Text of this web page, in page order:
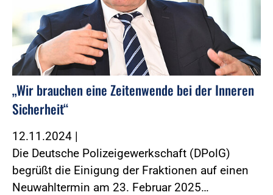
„Wir brauchen eine Zeitenwende bei der Inneren
Sicherheit“
12.11.2024 |
Die Deutsche Polizeigewerkschaft (DPolG)
begrüßt die Einigung der Fraktionen auf einen
Neuwahltermin am 23. Februar 2025…